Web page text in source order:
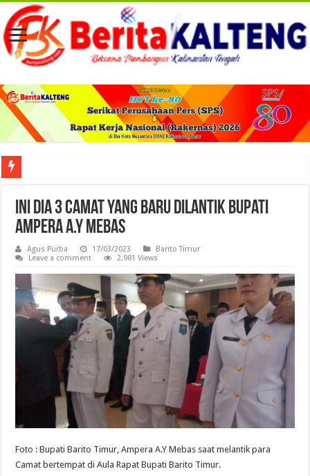
Ini Dia 3 Camat Yang Baru Dilantik Bupati
Ampera A.Y Mebas
Agus Purba 17/03/2023
Barito Timur
Leave a comment
2,981 Views
Foto : Bupati Barito Timur, Ampera A.Y Mebas saat melantik para
Camat bertempat di Aula Rapat Bupati Barito Timur.